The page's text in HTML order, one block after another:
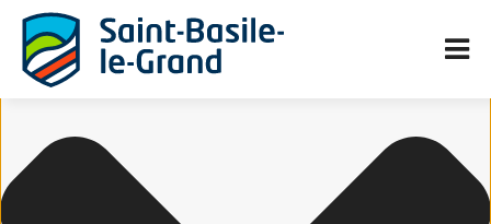
Gérer le consentement aux cookies